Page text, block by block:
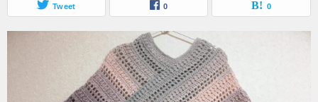
Tweet 0 0